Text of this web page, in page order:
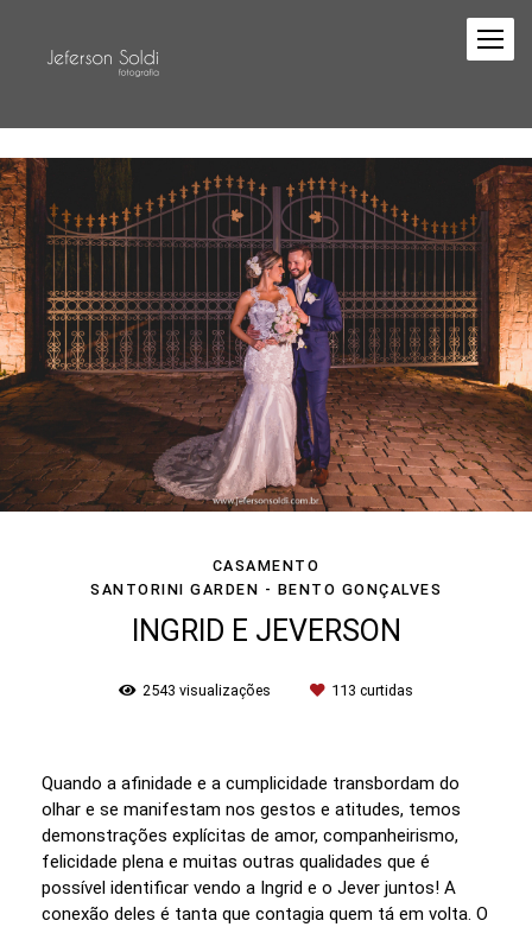
CASAMENTO
SANTORINI GARDEN - BENTO GONÇALVES
INGRID E JEVERSON
2543 visualizações 113 curtidas
Quando a afinidade e a cumplicidade transbordam do
olhar e se manifestam nos gestos e atitudes, temos
demonstrações explícitas de amor, companheirismo,
felicidade plena e muitas outras qualidades que é
possível identificar vendo a Ingrid e o Jever juntos! A
conexão deles é tanta que contagia quem tá em volta. O